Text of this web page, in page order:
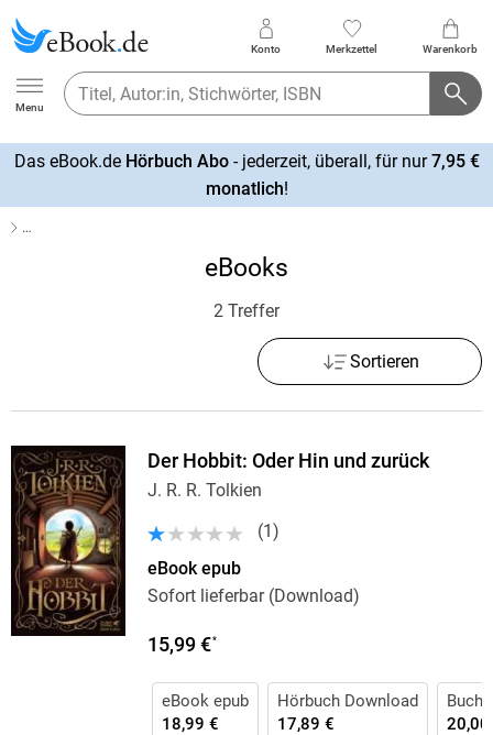
Ebook.de
Menu
Konto Merkzettel Warenkorb
Das eBook.de Hörbuch Abo- jederzeit, überall, für nur7,95 €
monatlich!
…
eBooks
2 Treffer
Sortieren
Der Hobbit: Oder Hin und zurück
J. R. R. Tolkien
(1 )
eBook epub
Sofort lieferbar (Download)
15,99 €*
eBook epub
18,99 €
Hörbuch Download
17,89 €
Buch
20,00